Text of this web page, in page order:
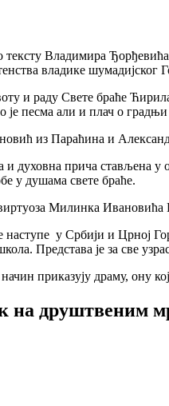
Владимира
владике шумадијског
и раду Свете браће
песма али и плач о
из Параћина и
и духовна прича стављена
у душама свете браће.
Милинка
наступе у Србији и Црној
Представа је за све
приказују драму, ону
на друштвеним